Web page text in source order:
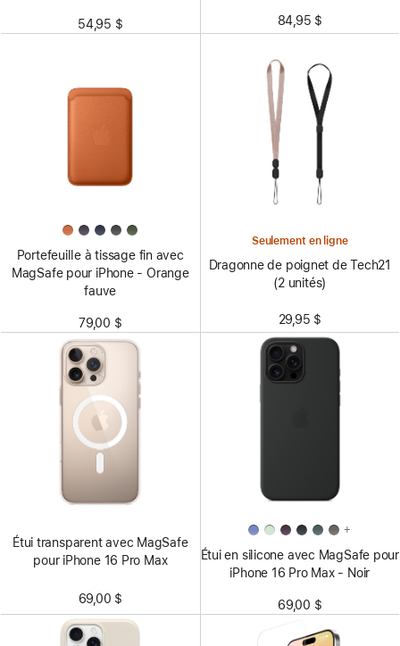
54,95 $ 84,95 $
Portefeuille à tissage fin avec
MagSafe pour iPhone - Orange
fauve
79,00 $
Seulement en ligne
Dragonne de poignet de Tech21
(2 unités)
29,95 $
Étui transparent avec MagSafe
pour iPhone 16 Pro Max
69,00 $
+
Étui en silicone avec MagSafe pour
iPhone 16 Pro Max - Noir
69,00 $